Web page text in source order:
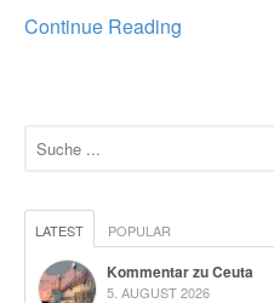
Continue Reading
LATEST POPULAR
Kommentar zu Ceuta
5. AUGUST 2026